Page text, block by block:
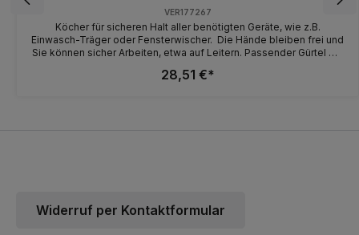
VER177267
Köcher für sicheren Halt aller benötigten Geräte, wie z.B.
Einwasch-Träger oder Fensterwischer. Die Hände bleiben frei und
Sie können sicher Arbeiten, etwa auf Leitern. Passender Gürtel mit
28,51 €*
Widerruf per Kontaktformular